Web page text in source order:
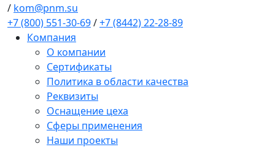
/ kom@pnm.su
+7 (800) 551-30-69/+7 (8442) 22-28-89
Компания
О компании
Сертификаты
Политика в области качества
Реквизиты
Оснащение цеха
Сферы применения
Наши проекты